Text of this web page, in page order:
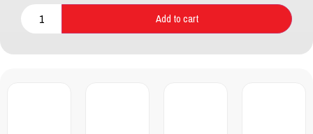
Add to cart